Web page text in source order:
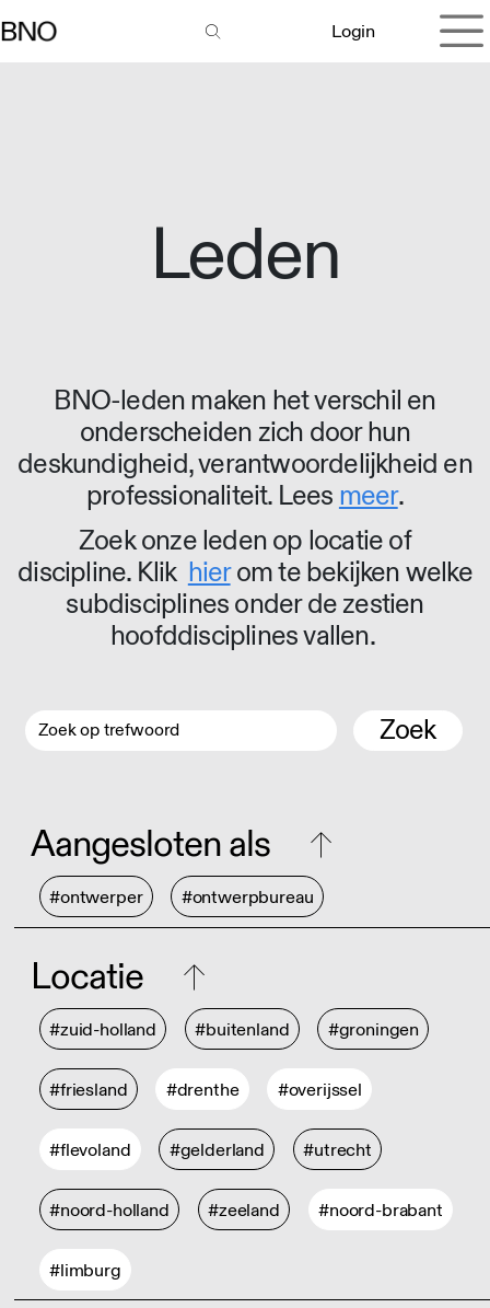
Login
Leden
BNO-leden maken het verschil en
onderscheiden zich door hun
deskundigheid, verantwoordelijkheid en
professionaliteit. Lees meer.
Zoek onze leden op locatie of
discipline. Klik hierom te bekijken welke
subdisciplines onder de zestien
hoofddisciplines vallen.
Zoek
Aangesloten als
#ontwerper #ontwerpbureau
Locatie
#zuid-holland #buitenland #groningen
#friesland #drenthe #overijssel
#flevoland #gelderland #utrecht
#noord-holland #zeeland #noord-brabant
#limburg